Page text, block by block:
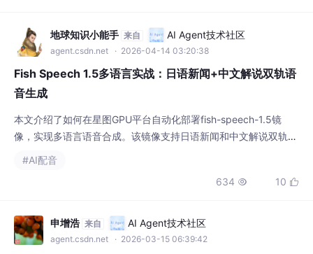
地球知识小能手 来自 AI Agent技术社区
agent.csdn.net · 2026-04-14 03:20:38
Fish Speech 1.5多语言实战：日语新闻+中文解说双轨语
音生成
本文介绍了如何在星图GPU平台自动化部署fish-speech-1.5镜
像，实现多语言语音合成。该镜像支持日语新闻和中文解说双轨语
音生成，可自动识别混合语言输入并生成高质量语音，广泛应用于
#AI配音
634  10 
申增浩 来自 AI Agent技术社区
agent.csdn.net · 2026-03-15 06:39:42